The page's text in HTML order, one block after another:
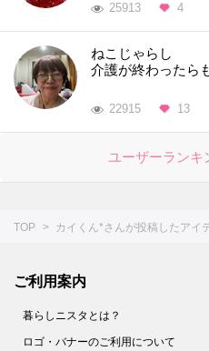
25913 4
ねこじゃらし
介護が終わったら
22915 13
ユーザーランキ
TOP カイくん*さんが投稿したアイ
ご利用案内
暮らしニスタとは？
ロゴ・バナーのご利用について